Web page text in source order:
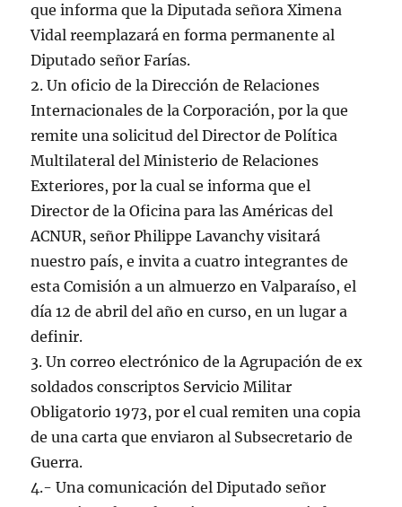
que informa que la Diputada señora Ximena
Vidal reemplazará en forma permanente al
Diputado señor Farías.
2. Un oficio de la Dirección de Relaciones
Internacionales de la Corporación, por la que
remite una solicitud del Director de Política
Multilateral del Ministerio de Relaciones
Exteriores, por la cual se informa que el
Director de la Oficina para las Américas del
ACNUR, señor Philippe Lavanchy visitará
nuestro país, e invita a cuatro integrantes de
esta Comisión a un almuerzo en Valparaíso, el
día 12 de abril del año en curso, en un lugar a
definir.
3. Un correo electrónico de la Agrupación de ex
soldados conscriptos Servicio Militar
Obligatorio 1973, por el cual remiten una copia
de una carta que enviaron al Subsecretario de
Guerra.
4.- Una comunicación del Diputado señor